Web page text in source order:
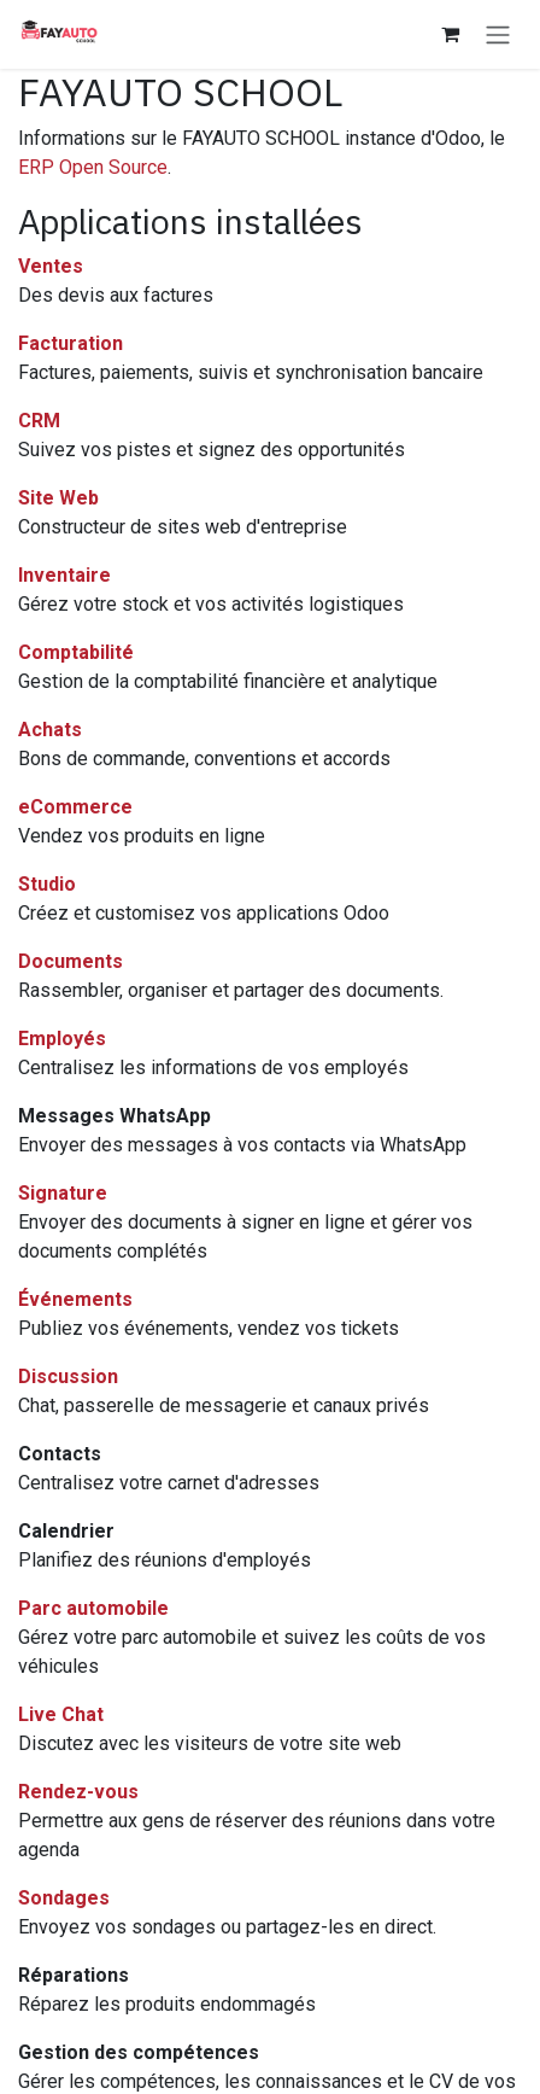
FAYAUTO SCHOOL
Informations sur le FAYAUTO SCHOOL instance d'Odoo, le
ERP Open Source.
Applications installées
Ventes
Des devis aux factures
Facturation
Factures, paiements, suivis et synchronisation bancaire
CRM
Suivez vos pistes et signez des opportunités
Site Web
Constructeur de sites web d'entreprise
Inventaire
Gérez votre stock et vos activités logistiques
Comptabilité
Gestion de la comptabilité financière et analytique
Achats
Bons de commande, conventions et accords
eCommerce
Vendez vos produits en ligne
Studio
Créez et customisez vos applications Odoo
Documents
Rassembler, organiser et partager des documents.
Employés
Centralisez les informations de vos employés
Messages WhatsApp
Envoyer des messages à vos contacts via WhatsApp
Signature
Envoyer des documents à signer en ligne et gérer vos
documents complétés
Événements
Publiez vos événements, vendez vos tickets
Discussion
Chat, passerelle de messagerie et canaux privés
Contacts
Centralisez votre carnet d'adresses
Calendrier
Planifiez des réunions d'employés
Parc automobile
Gérez votre parc automobile et suivez les coûts de vos
véhicules
Live Chat
Discutez avec les visiteurs de votre site web
Rendez-vous
Permettre aux gens de réserver des réunions dans votre
agenda
Sondages
Envoyez vos sondages ou partagez-les en direct.
Réparations
Réparez les produits endommagés
Gestion des compétences
Gérer les compétences, les connaissances et le CV de vos